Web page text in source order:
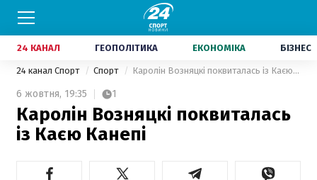
24 КАНАЛ ГЕОПОЛІТИКА ЕКОНОМІКА БІЗНЕС
24 канал Спорт Спорт Каролін Возняцкі поквиталась із Каєю Канепі
6 жовтня, 19:35 1
Каролін Возняцкі поквиталась
із Каєю Канепі